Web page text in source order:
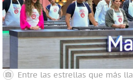
Entre las estrellas que más